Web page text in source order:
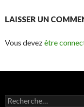
LAISSER UN
Vous devezêtre
R